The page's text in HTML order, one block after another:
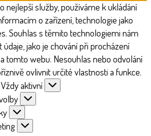
nejlepší služby, používáme k ukládání
o zařízení, technologie jako
Souhlas s těmito technologiemi nám
jako je chování při procházení
tomto webu. Nesouhlas nebo odvolání
ovlivnit určité vlastnosti a funkce.
Vždy aktivní